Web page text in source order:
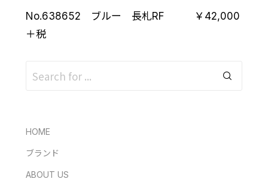
No.638652 ブルー 長札RF ￥42,000
＋税
HOME
ブランド
ABOUT US